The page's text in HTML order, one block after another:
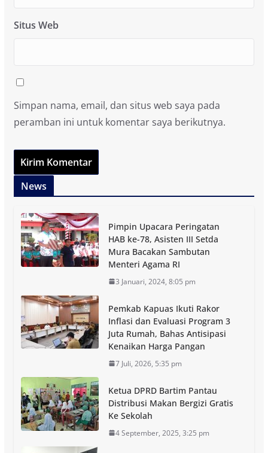
Situs Web
Simpan nama, email, dan situs web saya pada
peramban ini untuk komentar saya berikutnya.
News
Pimpin Upacara Peringatan
HAB ke-78, Asisten III Setda
Mura Bacakan Sambutan
Menteri Agama RI
3 Januari, 2024, 8:05 pm
Pemkab Kapuas Ikuti Rakor
Inflasi dan Evaluasi Program 3
Juta Rumah, Bahas Antisipasi
Kenaikan Harga Pangan
7 Juli, 2026, 5:35 pm
Ketua DPRD Bartim Pantau
Distribusi Makan Bergizi Gratis
Ke Sekolah
4 September, 2025, 3:25 pm